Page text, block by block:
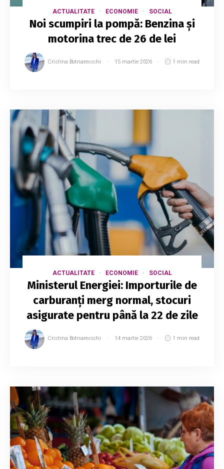
ACTUALITATE ECONOMIE SOCIAL
Noi scumpiri la pompă: Benzina și
motorina trec de 26 de lei
Cristina Botnarevschi 15 martie 2026 1 min read
ACTUALITATE ECONOMIE SOCIAL
Ministerul Energiei: Importurile de
carburanți merg normal, stocuri
asigurate pentru până la 22 de zile
Cristina Botnarevschi 14 martie 2026 1 min read